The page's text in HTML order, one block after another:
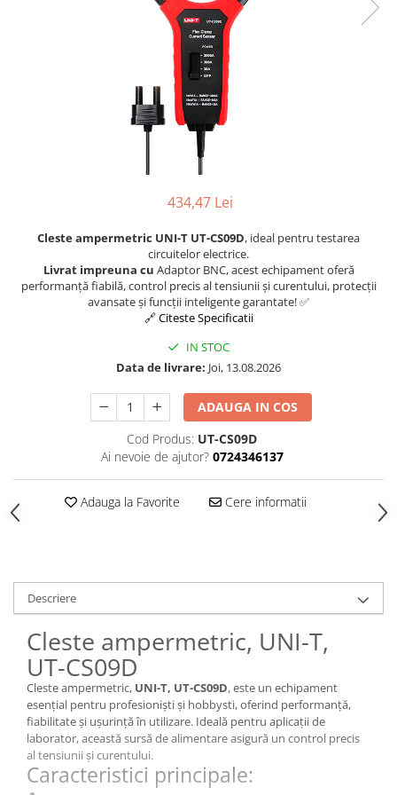
434,47 Lei
Cleste ampermetric UNI-T UT-CS09D, ideal pentru testarea
circuitelor electrice.
Livrat impreuna cu Adaptor BNC, acest echipament oferă
performanță fiabilă, control precis al tensiunii și curentului, protecții
avansate și funcții inteligente garantate! ✅
🔗 Citeste Specificatii
IN STOC
Data de livrare: Joi, 13.08.2026
ADAUGA IN COS
Cod Produs: UT-CS09D
Ai nevoie de ajutor? 0724346137
Adauga la Favorite Cere informatii
Descriere
Cleste ampermetric, UNI-T,
UT-CS09D
Cleste ampermetric, UNI-T, UT-CS09D, este un echipament
esențial pentru profesioniști și hobbysti, oferind performanță,
fiabilitate și ușurință în utilizare. Ideală pentru aplicații de
laborator, această sursă de alimentare asigură un control precis
al tensiunii și curentului.
Caracteristici principale: